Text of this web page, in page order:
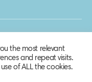
the most relevant
and repeat visits.
of ALL the cookies.